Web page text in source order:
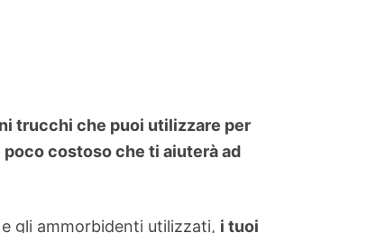
trucchi che puoi utilizzare per
costoso che ti aiuterà ad
gli ammorbidenti utilizzati, i tuoi